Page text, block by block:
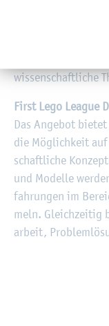
wis­sen­schaft­li­che
First Lego Le­ague
Das An­ge­bot
die Mög­lich­keit
schaft­li­che
und Mo­del­le
fah­run­gen im
meln. Gleich­zei­tig
ar­beit,